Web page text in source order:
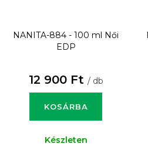
NANITA-884 - 100 ml
Női
EDP
12 900 Ft / db
KOSÁRBA
Készleten